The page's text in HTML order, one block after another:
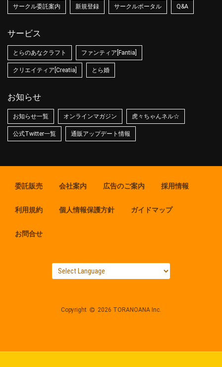
サークル委託案内 新規登録 サークルポータル Q&A
サービス
とらのあなクラフト ファンティア[Fantia]
クリエイティア[Creatia] とら婚
お知らせ
お知らせ一覧 オンラインマガジン 虎々ちゃんネル☆
公式Twitter一覧 通販アップデート情報
委託販売 会社案内 広告のご案内 採用情報
利用規約 個人情報保護方針 ガイドマップ
お問合せ
Copyright 2026 TORANOANA Inc.